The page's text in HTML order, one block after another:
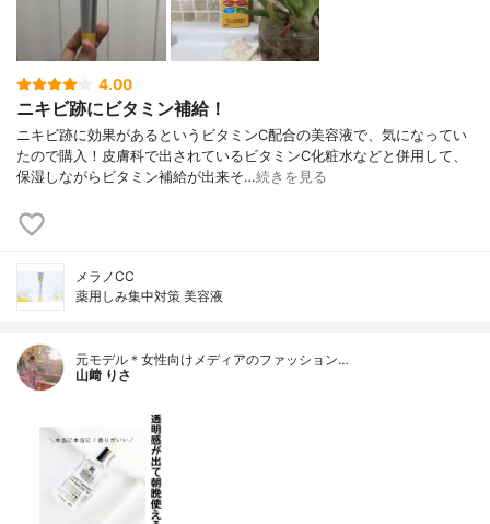
4.00
ニキビ跡にビタミン補給！
ニキビ跡に効果があるというビタミンC配合の美容液で、気になってい
たので購入！皮膚科で出されているビタミンC化粧水などと併用して、
保湿しながらビタミン補給が出来そ…続きを見る
メラノCC
薬用しみ集中対策 美容液
元モデル＊女性向けメディアのファッション…
山﨑 りさ